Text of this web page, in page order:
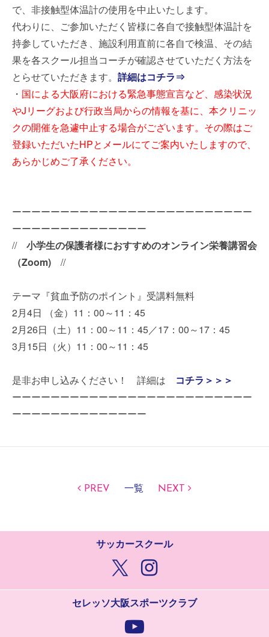
で、非接触型体温計の使用を中止いたします。
代わりに、ご参加いただく皆様に各自で接触型体温計を
持参していただき、施設利用直前に各自で検温、その結
果を各スクール担当コーチが確認させていただく方法を
とらせていただきます。 詳細はコチラ⇒
・ 国による大阪府における緊急事態宣言など、感染状況
やJリーグおよび行政当局からの情報を基に、本クリニッ
クの開催を急遽中止する場合がございます。その際はご
登録いただいたHPとメールにてご案内いたしますので、
あらかじめご了承ください。
ーーーーーーーーーーーーーーーーーーーーーーーーー
ーーーーーーーーーーーーーー
// 小学生の保護者様におすすめのオンライン栄養講習会
（Zoom) //
テーマ『貧血予防のポイント』受講料無料
2月4日 （金）11：00～11：45
2月26日（土）11：00～11：45／17：00～17：45
3月15日（火）11：00～11：45
是非お申し込みください！ 詳細は コチラ＞＞＞
ーーーーーーーーーーーーーーーーーーーーーーーーー
ーーーーーーーーーーーーーー
PREV 一覧 NEXT
サッカースクール
セレッソ大阪スポーツクラブ